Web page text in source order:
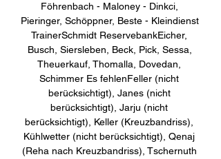
Föhrenbach - Maloney - Dinkci,
Pieringer, Schöppner, Beste - Kleindienst
TrainerSchmidt ReservebankEicher,
Busch, Siersleben, Beck, Pick, Sessa,
Theuerkauf, Thomalla, Dovedan,
Schimmer Es fehlenFeller (nicht
berücksichtigt), Janes (nicht
berücksichtigt), Jarju (nicht
berücksichtigt), Keller (Kreuzbandriss),
Kühlwetter (nicht berücksichtigt), Qenaj
(Reha nach Kreuzbandriss), Tschernuth